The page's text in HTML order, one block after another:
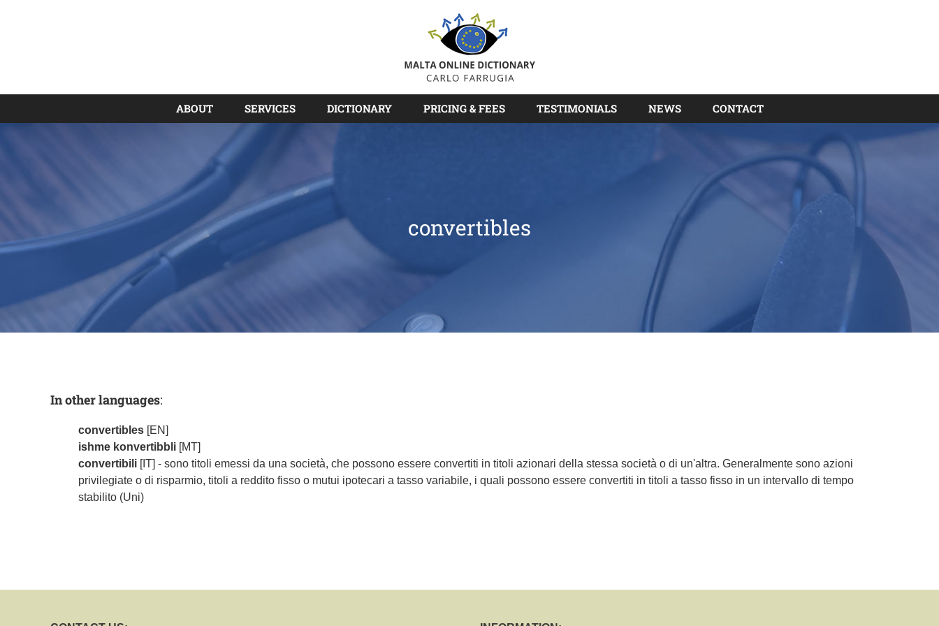
ABOUT SERVICES DICTIONARY PRICING & FEES TESTIMONIALS NEWS CONTACT
convertibles
In other languages:
convertibles [EN]
ishme konvertibbli [MT]
convertibili [IT] - sono titoli emessi da una società, che possono essere convertiti in titoli azionari della stessa società o di un'altra. Generalmente sono azioni
privilegiate o di risparmio, titoli a reddito fisso o mutui ipotecari a tasso variabile, i quali possono essere convertiti in titoli a tasso fisso in un intervallo di tempo
stabilito (Uni)